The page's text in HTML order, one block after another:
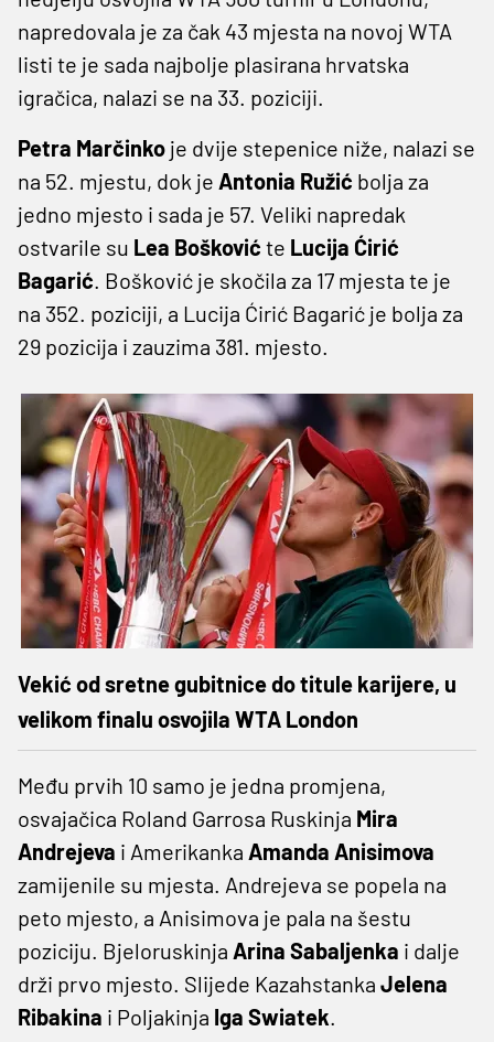
napredovala je za čak 43 mjesta na novoj WTA
listi te je sada najbolje plasirana hrvatska
igračica, nalazi se na 33. poziciji.
Petra Marčinko je dvije stepenice niže, nalazi se
na 52. mjestu, dok je Antonia Ružić bolja za
jedno mjesto i sada je 57. Veliki napredak
ostvarile su Lea Bošković te Lucija Ćirić
Bagarić. Bošković je skočila za 17 mjesta te je
na 352. poziciji, a Lucija Ćirić Bagarić je bolja za
29 pozicija i zauzima 381. mjesto.
Vekić od sretne gubitnice do titule karijere, u
velikom finalu osvojila WTA London
Među prvih 10 samo je jedna promjena,
osvajačica Roland Garrosa Ruskinja Mira
Andrejeva i Amerikanka Amanda Anisimova
zamijenile su mjesta. Andrejeva se popela na
peto mjesto, a Anisimova je pala na šestu
poziciju. Bjeloruskinja Arina Sabaljenka i dalje
drži prvo mjesto. Slijede Kazahstanka Jelena
Ribakina i Poljakinja Iga Swiatek.